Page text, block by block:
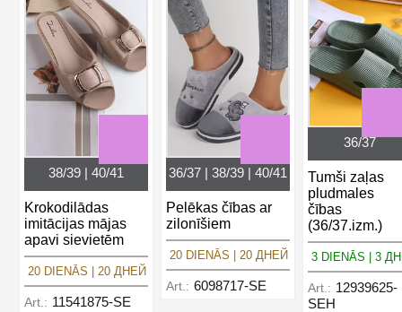
38/39 | 40/41
Krokodilādas
imitācijas mājas
apavi sievietēm
20 DIENĀS | 20 ДНЕЙ
Art.: 11541875-SE
36/37 | 38/39 | 40/41
Pelēkas čības ar
zilonīšiem
20 DIENĀS | 20 ДНЕЙ
Art.: 6098717-SE
36/37
Tumši zaļas
pludmales
čības
(36/37.izm.)
3 DIENĀS | 3
Art.: 12939625-
SEH